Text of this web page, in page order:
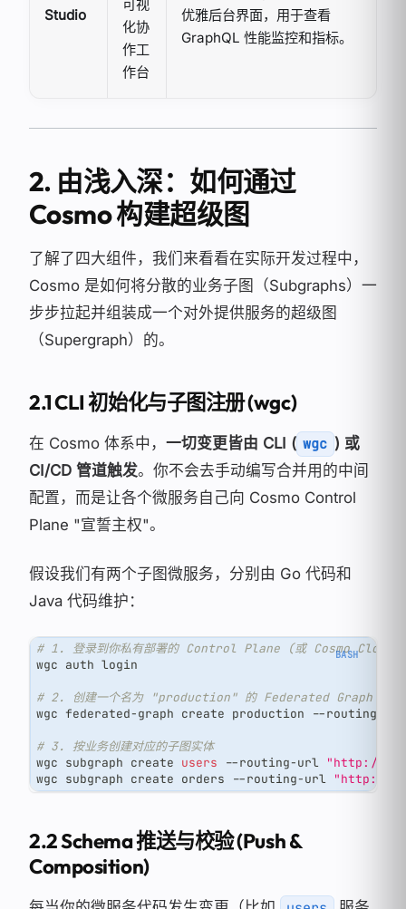
Studio
可视
化协
作工
作台
优雅后台界面，用于查看
GraphQL 性能监控和指标。
2. 由浅入深：如何通过
Cosmo 构建超级图
了解了四大组件，我们来看看在实际开发过程中，
Cosmo 是如何将分散的业务子图（Subgraphs）一
步步拉起并组装成一个对外提供服务的超级图
（Supergraph）的。
2.1 CLI 初始化与子图注册 (wgc)
在 Cosmo 体系中， 一切变更皆由 CLI ( wgc ) 或
CI/CD 管道触发。你不会去手动编写合并用的中间
配置，而是让各个微服务自己向 Cosmo Control
Plane "宣誓主权"。
假设我们有两个子图微服务，分别由 Go 代码和
Java 代码维护：
# 1. 登录到你私有部署的 Control Plane (或 Cosmo Cloud)
wgc auth login
# 2. 创建一个名为 "production" 的 Federated Graph（也就
wgc federated-graph create production --routing-
# 3. 按业务创建对应的子图实体
wgc subgraph create users --routing-url "http://
wgc subgraph create orders --routing-url "http://
2.2 Schema 推送与校验 (Push &
Composition)